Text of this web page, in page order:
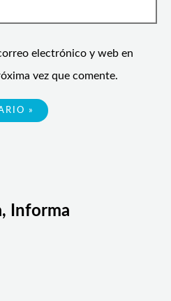
electrónico y web en
vez que comente.
Informa